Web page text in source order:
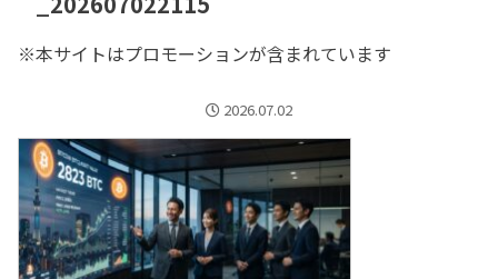
※本サイトはプロモーションが含まれています
2026.07.02